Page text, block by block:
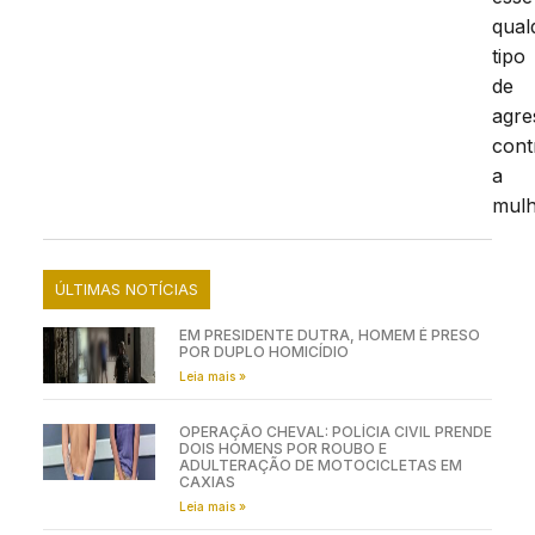
tipo
de
a
ÚLTIMAS NOTÍCIAS
EM PRESIDENTE DUTRA, HOMEM É PRESO
POR DUPLO HOMICÍDIO
Leia mais »
OPERAÇÃO CHEVAL: POLÍCIA CIVIL PRENDE
DOIS HOMENS POR ROUBO E
ADULTERAÇÃO DE MOTOCICLETAS EM
CAXIAS
Leia mais »